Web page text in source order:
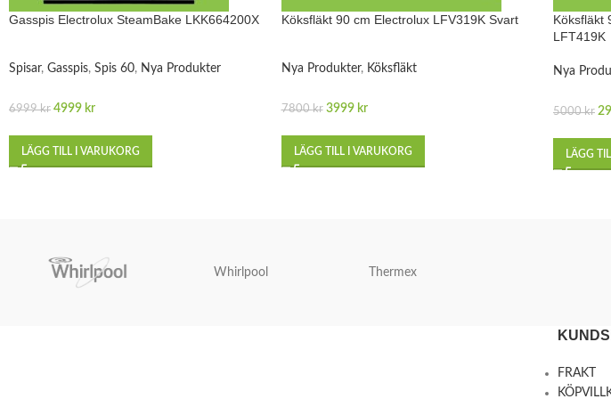
Gasspis Electrolux SteamBake LKK664200X
Spisar, Gasspis, Spis 60, Nya Produkter
6999kr 4999 kr
LÄGG TILL I VARUKORG
Köksfläkt 90 cm Electrolux LFV319K Svart
Nya Produkter, Köksfläkt
7800kr 3999 kr
LÄGG TILL I VARUKORG
Köksfläkt
LFT419K
Nya
5000kr
LÄGG
Whirlpool Thermex
FRAKT